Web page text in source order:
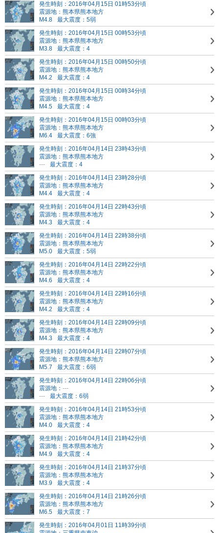
発生時刻：2016年04月15日 01時53分頃
震源地：熊本県熊本地方
M4.8
最大震度：5弱
発生時刻：2016年04月15日 00時53分頃
震源地：熊本県熊本地方
M3.8
最大震度：4
発生時刻：2016年04月15日 00時50分頃
震源地：熊本県熊本地方
M4.2
最大震度：4
発生時刻：2016年04月15日 00時34分頃
震源地：熊本県熊本地方
M4.5
最大震度：4
発生時刻：2016年04月15日 00時03分頃
震源地：熊本県熊本地方
M6.4
最大震度：6強
発生時刻：2016年04月14日 23時43分頃
震源地：熊本県熊本地方
---
最大震度：4
発生時刻：2016年04月14日 23時28分頃
震源地：熊本県熊本地方
M4.4
最大震度：4
発生時刻：2016年04月14日 22時43分頃
震源地：熊本県熊本地方
M4.3
最大震度：4
発生時刻：2016年04月14日 22時38分頃
震源地：熊本県熊本地方
M5.0
最大震度：5弱
発生時刻：2016年04月14日 22時22分頃
震源地：熊本県熊本地方
M4.6
最大震度：4
発生時刻：2016年04月14日 22時16分頃
震源地：熊本県熊本地方
M4.2
最大震度：4
発生時刻：2016年04月14日 22時09分頃
震源地：熊本県熊本地方
M4.3
最大震度：4
発生時刻：2016年04月14日 22時07分頃
震源地：熊本県熊本地方
M5.7
最大震度：6弱
発生時刻：2016年04月14日 22時06分頃
震源地： ---
---
最大震度：6弱
発生時刻：2016年04月14日 21時53分頃
震源地：熊本県熊本地方
M4.0
最大震度：4
発生時刻：2016年04月14日 21時42分頃
震源地：熊本県熊本地方
M4.9
最大震度：4
発生時刻：2016年04月14日 21時37分頃
震源地：熊本県熊本地方
M3.9
最大震度：4
発生時刻：2016年04月14日 21時26分頃
震源地：熊本県熊本地方
M6.5
最大震度：7
発生時刻：2016年04月01日 11時39分頃